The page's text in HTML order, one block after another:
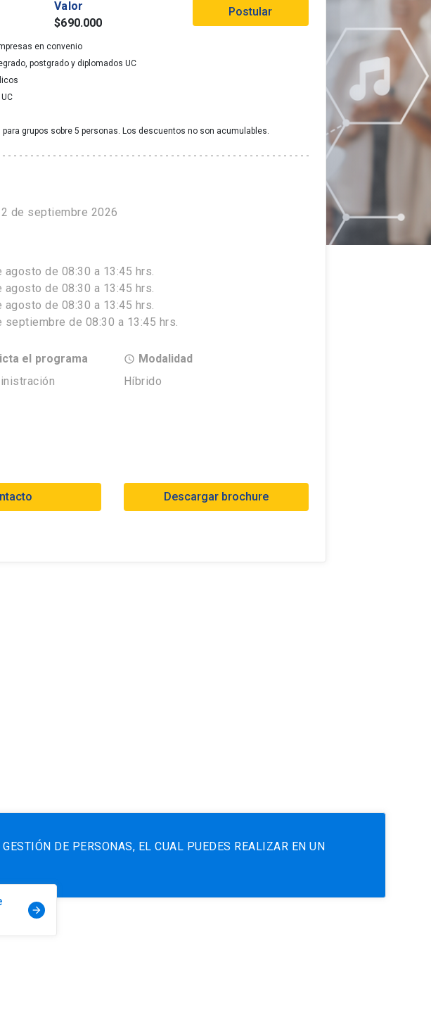
Valor
$690.000
Postular
en convenio
postgrado y diplomados UC
grupos sobre 5 personas. Los descuentos no son acumulables.
de septiembre 2026
de 08:30 a 13:45 hrs.
de 08:30 a 13:45 hrs.
de 08:30 a 13:45 hrs.
de 08:30 a 13:45 hrs.
el programa
access_time Modalidad
Híbrido
Descargar brochure
DE PERSONAS, EL CUAL PUEDES REALIZAR EN UN
arrow_forward